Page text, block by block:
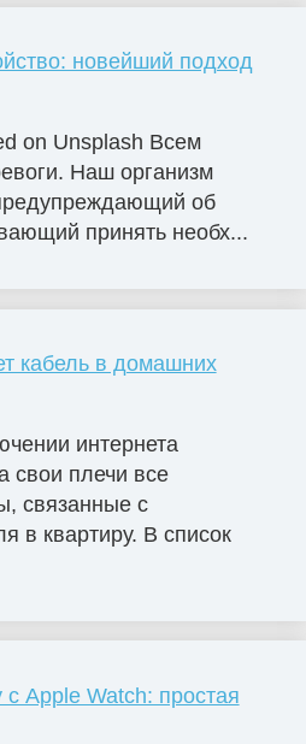
новейший подход
on Unsplash Всем
Наш организм
об
принять необх...
кабель в домашних
интернета
свои плечи все
связанные с
в квартиру. В список
с Apple Watch: простая